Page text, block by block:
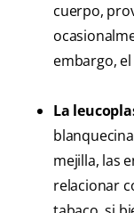
cuerpo,
embargo,
La
mejilla, las
relacionar